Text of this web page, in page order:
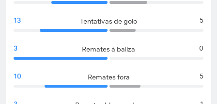
13 Tentativas de golo 5
3 Remates à baliza 0
10 Remates fora 5